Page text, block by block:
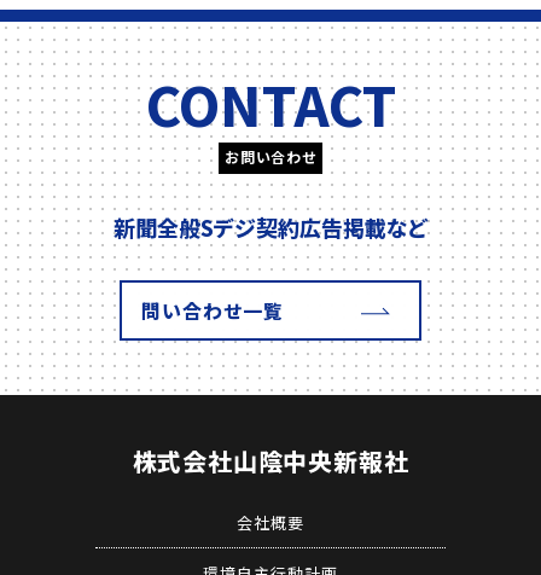
CONTACT
お問い合わせ
新聞全般Sデジ契約広告掲載など
問い合わせ一覧
株式会社山陰中央新報社
会社概要